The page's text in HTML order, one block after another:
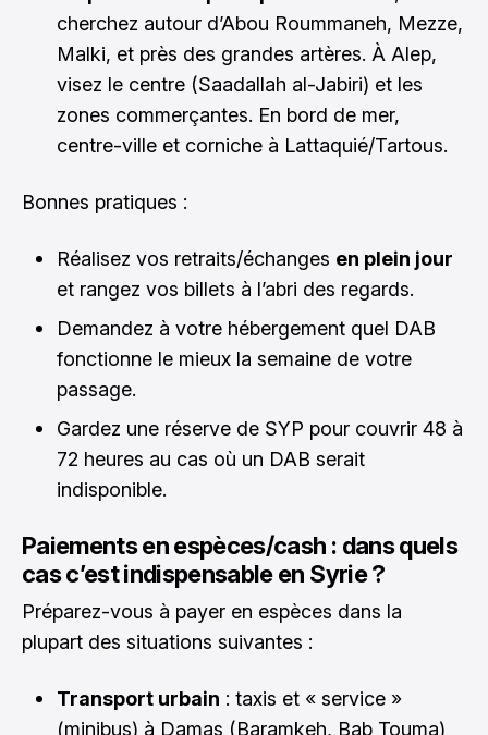
cherchez autour d’Abou Roummaneh, Mezze,
Malki, et près des grandes artères. À Alep,
visez le centre (Saadallah al-Jabiri) et les
zones commerçantes. En bord de mer,
centre-ville et corniche à Lattaquié/Tartous.
Bonnes pratiques :
Réalisez vos retraits/échanges en plein jour
et rangez vos billets à l’abri des regards.
Demandez à votre hébergement quel DAB
fonctionne le mieux la semaine de votre
passage.
Gardez une réserve de SYP pour couvrir 48 à
72 heures au cas où un DAB serait
indisponible.
Paiements en espèces/cash : dans quels
cas c’est indispensable en Syrie ?
Préparez-vous à payer en espèces dans la
plupart des situations suivantes :
Transport urbain : taxis et « service »
(minibus) à Damas (Baramkeh, Bab Touma)